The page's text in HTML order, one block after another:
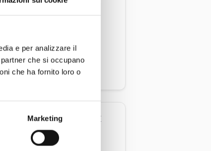
e per analizzare il
che si occupano
che ha fornito loro o
Marketing
LEGACOOP PIEMONTE